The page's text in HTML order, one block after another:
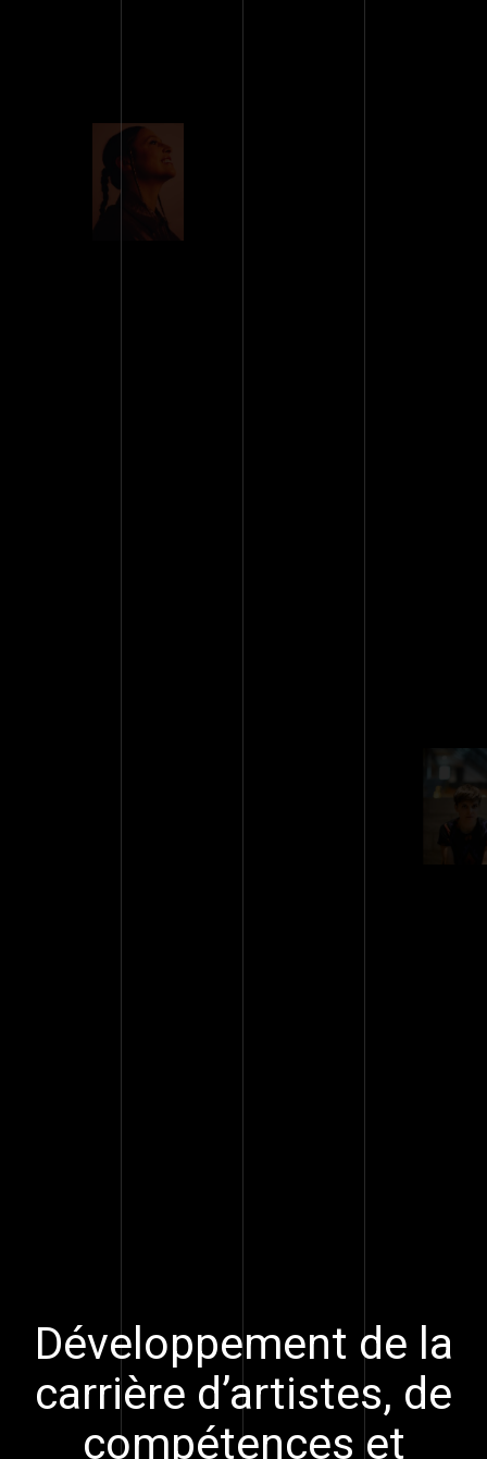
Développement de la
carrière d’artistes, de
compétences et